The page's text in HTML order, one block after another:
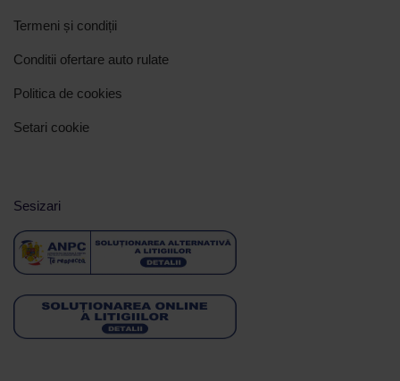
Termeni și condiții
Conditii ofertare auto rulate
Politica de cookies
Setari cookie
Sesizari